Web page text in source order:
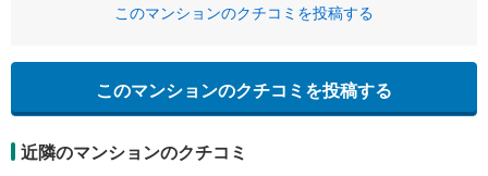
このマンションのクチコミを投稿する
このマンションのクチコミを投稿する
近隣のマンションのクチコミ